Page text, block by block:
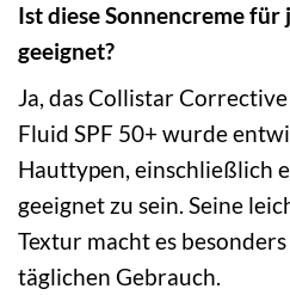
Ist diese Sonnencreme
geeignet?
Ja, das Collistar
Fluid SPF 50+ wurde
Hauttypen, einschließlich
geeignet zu sein. Seine
Textur macht es
täglichen Gebrauch.